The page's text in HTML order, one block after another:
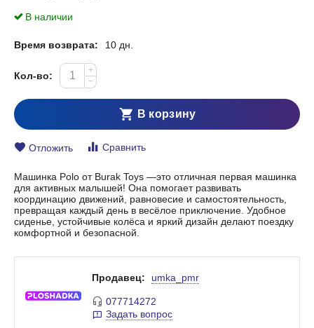
В наличии
Время возврата: 10 дн.
Кол-во:
+
−
В корзину
Отложить Сравнить
Машинка Polo от Burak Toys —это отличная первая машинка
для активных малышей! Она помогает развивать
координацию движений, равновесие и самостоятельность,
превращая каждый день в весёлое приключение. Удобное
сиденье, устойчивые колёса и яркий дизайн делают поездку
комфортной и безопасной.
Продавец: umka_pmr
077714272
Задать вопрос